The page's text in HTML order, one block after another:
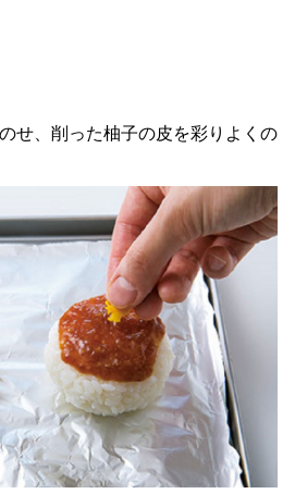
せ、削った柚子の皮を彩りよくの